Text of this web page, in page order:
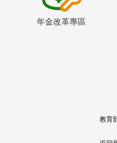
年金改革專區
教育